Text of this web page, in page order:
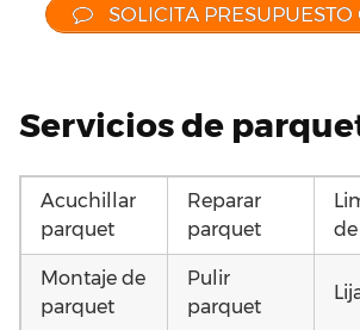
SOLICITA PRESUPUESTO
Servicios de
Acuchillar
parquet
Reparar
parquet
Montaje de
parquet
Pulir
parquet